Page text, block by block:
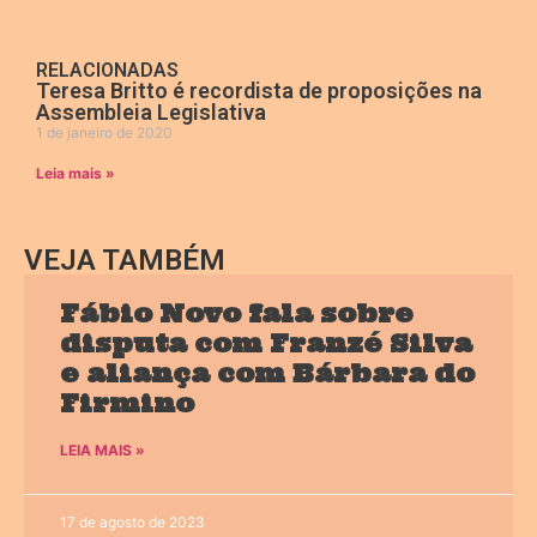
RELACIONADAS
Teresa Britto é recordista de proposições na
Assembleia Legislativa
1 de janeiro de 2020
Leia mais »
VEJA TAMBÉM
Fábio Novo fala sobre
disputa com Franzé Silva
e aliança com Bárbara do
Firmino
LEIA MAIS »
17 de agosto de 2023